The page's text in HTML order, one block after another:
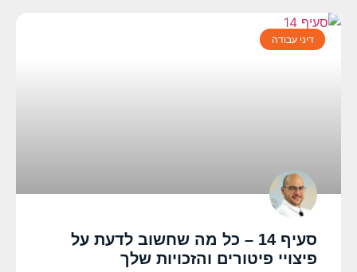
דיני עבודה
סעיף 14 – כל מה שחשוב לדעת על
פיצויי פיטורים והזכויות שלך